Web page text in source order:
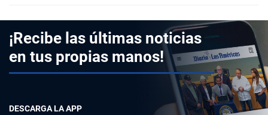
¡Recibe las últimas noticias
en tus propias manos!
DESCARGA LA APP